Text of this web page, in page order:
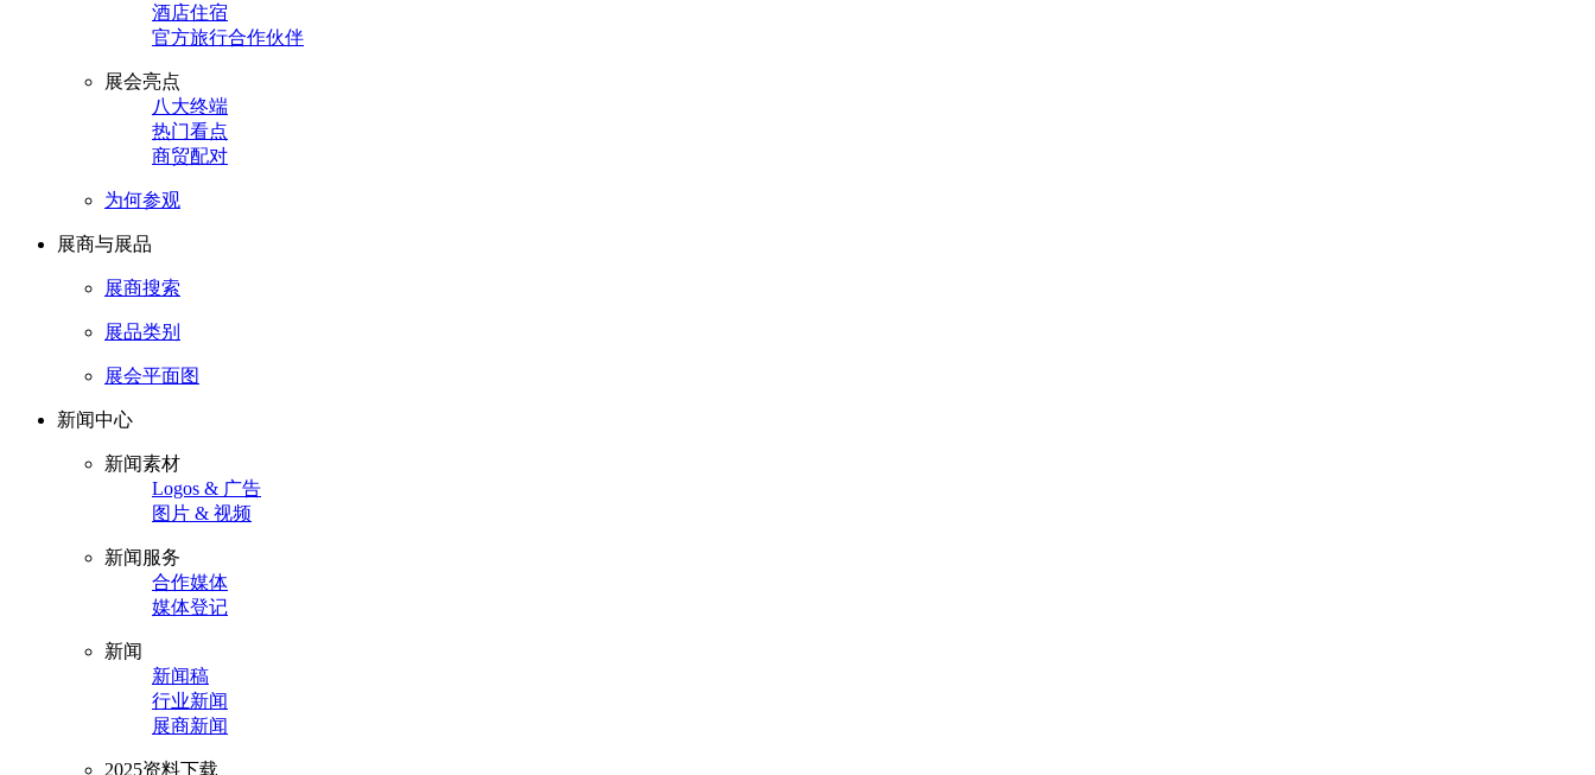
酒店住宿
官方旅行合作伙伴
展会亮点
八大终端
热门看点
商贸配对
为何参观
展商与展品
展商搜索
展品类别
展会平面图
新闻中心
新闻素材
Logos & 广告
图片 & 视频
新闻服务
合作媒体
媒体登记
新闻
新闻稿
行业新闻
展商新闻
2025资料下载